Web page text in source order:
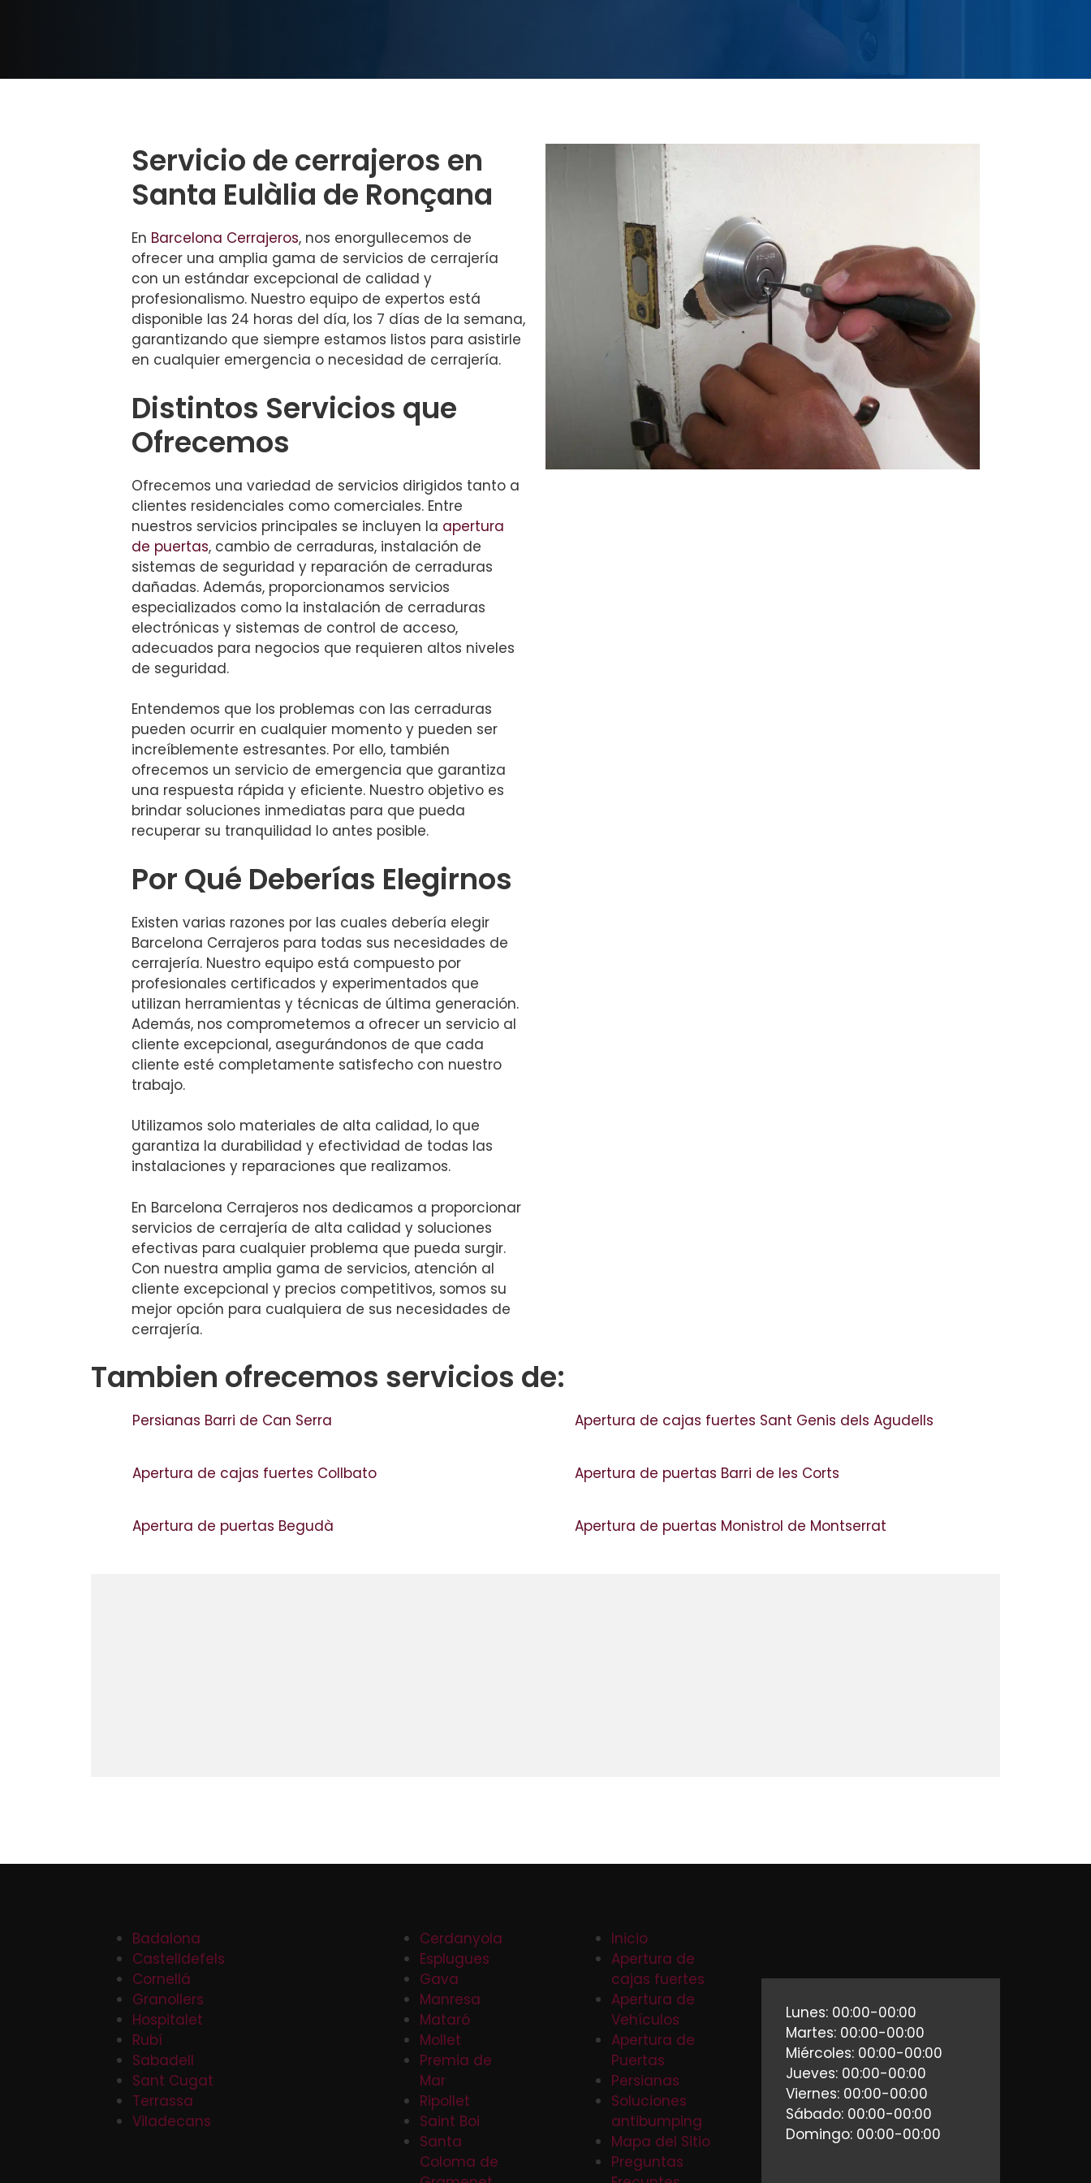
Servicio de cerrajeros en
Santa Eulàlia de Ronçana
En Barcelona Cerrajeros, nos enorgullecemos de
ofrecer una amplia gama de servicios de cerrajería
con un estándar excepcional de calidad y
profesionalismo. Nuestro equipo de expertos está
disponible las 24 horas del día, los 7 días de la semana,
garantizando que siempre estamos listos para asistirle
en cualquier emergencia o necesidad de cerrajería.
Distintos Servicios que
Ofrecemos
Ofrecemos una variedad de servicios dirigidos tanto a
clientes residenciales como comerciales. Entre
nuestros servicios principales se incluyen la apertura
de puertas, cambio de cerraduras, instalación de
sistemas de seguridad y reparación de cerraduras
dañadas. Además, proporcionamos servicios
especializados como la instalación de cerraduras
electrónicas y sistemas de control de acceso,
adecuados para negocios que requieren altos niveles
de seguridad.
Entendemos que los problemas con las cerraduras
pueden ocurrir en cualquier momento y pueden ser
increíblemente estresantes. Por ello, también
ofrecemos un servicio de emergencia que garantiza
una respuesta rápida y eficiente. Nuestro objetivo es
brindar soluciones inmediatas para que pueda
recuperar su tranquilidad lo antes posible.
Por Qué Deberías Elegirnos
Existen varias razones por las cuales debería elegir
Barcelona Cerrajeros para todas sus necesidades de
cerrajería. Nuestro equipo está compuesto por
profesionales certificados y experimentados que
utilizan herramientas y técnicas de última generación.
Además, nos comprometemos a ofrecer un servicio al
cliente excepcional, asegurándonos de que cada
cliente esté completamente satisfecho con nuestro
trabajo.
Utilizamos solo materiales de alta calidad, lo que
garantiza la durabilidad y efectividad de todas las
instalaciones y reparaciones que realizamos.
En Barcelona Cerrajeros nos dedicamos a proporcionar
servicios de cerrajería de alta calidad y soluciones
efectivas para cualquier problema que pueda surgir.
Con nuestra amplia gama de servicios, atención al
cliente excepcional y precios competitivos, somos su
mejor opción para cualquiera de sus necesidades de
cerrajería.
Tambien ofrecemos servicios de:
Persianas Barri de Can Serra Apertura de cajas fuertes Sant Genis dels Agudells
Apertura de cajas fuertes Collbato Apertura de puertas Barri de les Corts
Apertura de puertas Begudà Apertura de puertas Monistrol de Montserrat
Badalona
Castelldefels
Cornellá
Granollers
Hospitalet
Rubí
Sabadell
Sant Cugat
Terrassa
Viladecans
Cerdanyola
Esplugues
Gava
Manresa
Mataró
Mollet
Premia de
Mar
Ripollet
Saint Boi
Santa
Coloma de
Inicio
Apertura de
cajas fuertes
Apertura de
Vehículos
Apertura de
Puertas
Persianas
Soluciones
antibumping
Mapa del Sitio
Preguntas
Lunes: 00:00-00:00
Martes: 00:00-00:00
Miércoles: 00:00-00:00
Jueves: 00:00-00:00
Viernes: 00:00-00:00
Sábado: 00:00-00:00
Domingo: 00:00-00:00